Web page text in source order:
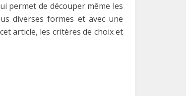
permet de découper même les
diverses formes et avec une
article, les critères de choix et